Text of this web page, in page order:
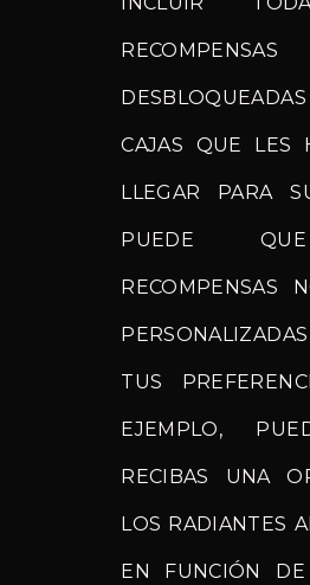
RECOMPENSAS
CAJAS QUE LES
LLEGAR PARA
PUEDE
RECOMPENSAS
TUS
EJEMPLO,
RECIBAS UNA
LOS RADIANTES
EN FUNCIÓN